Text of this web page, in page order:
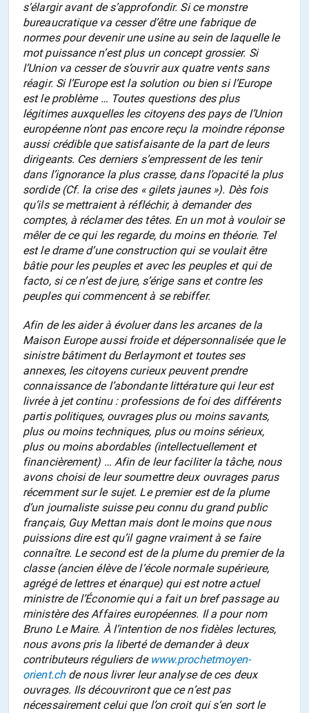
s’élargir avant de s’approfondir. Si ce monstre
bureaucratique va cesser d’être une fabrique de
normes pour devenir une usine au sein de laquelle le
mot puissance n’est plus un concept grossier. Si
l’Union va cesser de s’ouvrir aux quatre vents sans
réagir. Si l’Europe est la solution ou bien si l’Europe
est le problème … Toutes questions des plus
légitimes auxquelles les citoyens des pays de l’Union
européenne n’ont pas encore reçu la moindre réponse
aussi crédible que satisfaisante de la part de leurs
dirigeants. Ces derniers s’empressent de les tenir
dans l’ignorance la plus crasse, dans l’opacité la plus
sordide (Cf. la crise des «gilets jaunes»). Dès fois
qu’ils se mettraient à réfléchir, à demander des
comptes, à réclamer des têtes. En un mot à vouloir se
mêler de ce qui les regarde, du moins en théorie. Tel
est le drame d’une construction qui se voulait être
bâtie pour les peuples et avec les peuples et quide
facto, si ce n’estde jure, s’érige sans et contre les
peuples qui commencent à se rebiffer.
Afin de les aider à évoluer dans les arcanes de la
Maison Europe aussi froide et dépersonnalisée que le
sinistre bâtiment du Berlaymont et toutes ses
annexes, les citoyens curieux peuvent prendre
connaissance de l’abondante littérature qui leur est
livrée à jet continu : professions de foi des différents
partis politiques, ouvrages plus ou moins savants,
plus ou moins techniques, plus ou moins sérieux,
plus ou moins abordables (intellectuellement et
financièrement) … Afin de leur faciliter la tâche, nous
avons choisi de leur soumettre deux ouvrages parus
récemment sur le sujet. Le premier est de la plume
d’un journaliste suisse peu connu du grand public
français, Guy Mettan mais dont le moins que nous
puissions dire est qu’il gagne vraiment à se faire
connaître. Le second est de la plume du premier de la
classe (ancien élève de l’école normale supérieure,
agrégé de lettres et énarque) qui est notre actuel
ministre de l’Économie qui a fait un bref passage au
ministère des Affaires européennes. Il a pour nom
Bruno Le Maire. À l’intention de nos fidèles lectures,
nous avons pris la liberté de demander à deux
contributeurs réguliers de www.prochetmoyen-
orient.chde nous livrer leur analyse de ces deux
ouvrages. Ils découvriront que ce n’est pas
nécessairement celui que l’on croit qui s’en sort le